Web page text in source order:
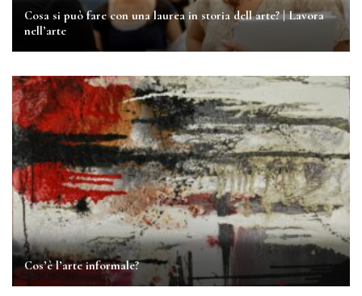
Cosa si può fare con una laurea in storia dell arte? | Lavora
nell’arte
Cos’è l’arte informale?